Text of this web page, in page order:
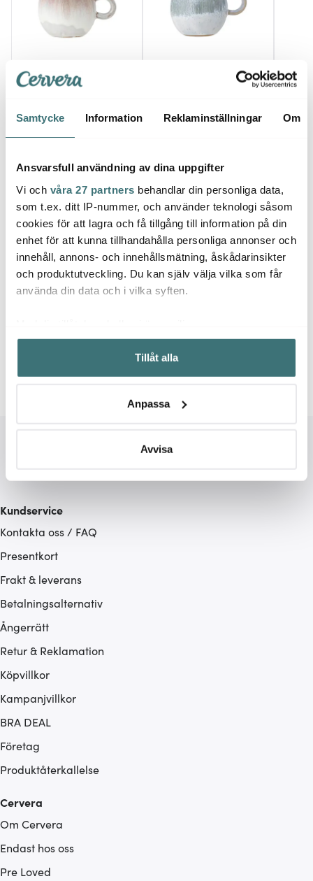
Samtycke Information Reklaminställningar Om
Ansvarsfull användning av dina uppgifter
Vi och våra 27 partners behandlar din personliga data,
som t.ex. ditt IP-nummer, och använder teknologi såsom
cookies för att lagra och få tillgång till information på din
enhet för att kunna tillhandahålla personliga annonser och
innehåll, annons- och innehållsmätning, åskådarinsikter
och produktutveckling. Du kan själv välja vilka som får
använda din data och i vilka syften.
Samla in information om din geografiska plats som
kan ha en noggrannhet på upp till flera meter
Identifiera din enhet genom att aktivt skanna den för
Ta reda på mer om hur dina personliga uppgifter
Du kan ändra eller dra tillbaka ditt samtycke när som
ska anpassas efter det som vi tror att du tycker om. Det
gör också att vi kan analysera vår trafik och göra
som du vill dela med dig av.
Tillåt alla
Anpassa
Avvisa
Bloomingville
Paula kopp 27,5 cl rosa
135 kr
Paula Kopp 25 cl Blå
135 kr
Twist
215
Låt dig inspireras av våra kunder
Bloomingville
Kundservice
Kontakta oss / FAQ
Presentkort
Frakt & leverans
Betalningsalternativ
Ångerrätt
Retur & Reklamation
Köpvillkor
Kampanjvillkor
BRA DEAL
Företag
Produktåterkallelse
Cervera
Om Cervera
Endast hos oss
Pre Loved